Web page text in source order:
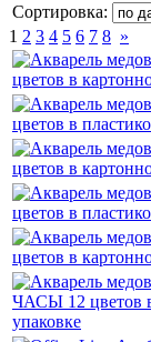
Сортировка:
1 2 3 4 5 6 7 8 »